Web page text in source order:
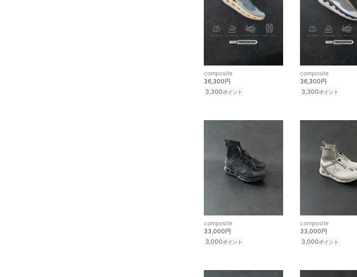
composite
36,300円
3,300ポイント
composite
36,300円
3,300ポイント
composite
33,000円
3,000ポイント
composite
33,000円
3,000ポイント